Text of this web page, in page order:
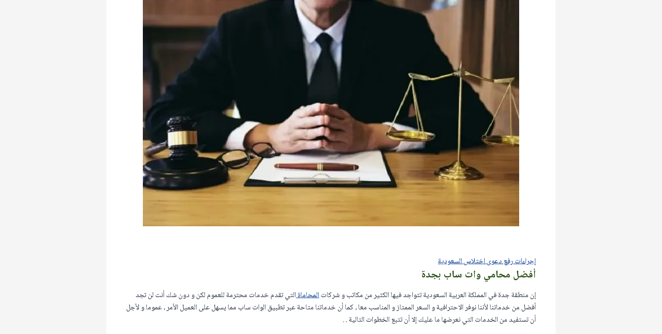
إجراءات رفع دعوى اختلاس السعودية
أفضل محامي وات ساب بجدة
إن منطقة جدة في المملكة العربية السعودية تتواجد فيها الكثير من مكاتب و شركاتالمحاماةالتي تقدم خدمات محترمة للعموم لكن و دون شك أنت لن تجد
أفضل من خدماتنا لأننا نوفر الاحترافية و السعر الممتاز و المناسب معا ، كما أن خدماتنا متاحة عبر تطبيق الوات ساب مما يسهل على العميل الأمر ، عموما و لأجل
أن تستفيد من الخدمات التي نعرضها ما عليك إلا أن تتبع الخطوات التالية . .